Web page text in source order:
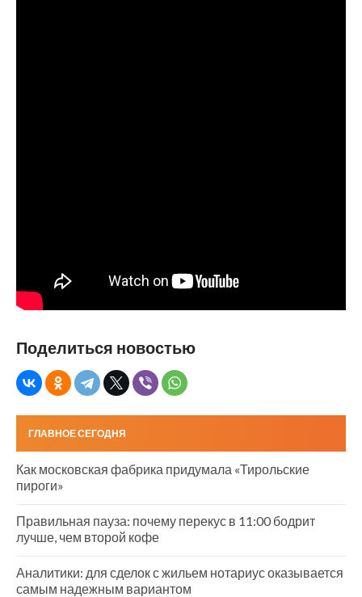
Поделиться новостью
ГЛАВНОЕ СЕГОДНЯ
Как московская фабрика придумала «Тирольские
пироги»
Правильная пауза: почему перекус в 11:00 бодрит
лучше, чем второй кофе
Аналитики: для сделок с жильем нотариус оказывается
самым надежным вариантом